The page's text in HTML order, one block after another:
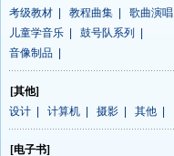
考级教材
教程曲集 歌曲演唱
儿童学音乐
鼓号队系列
音像制品
[其他]
设计
计算机 摄影 其他
[电子书]